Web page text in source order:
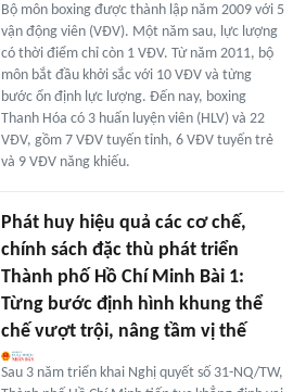
Bộ môn boxing được thành lập năm 2009 với 5
vận động viên (VĐV). Một năm sau, lực lượng
có thời điểm chỉ còn 1 VĐV. Từ năm 2011, bộ
môn bắt đầu khởi sắc với 10 VĐV và từng
bước ổn định lực lượng. Đến nay, boxing
Thanh Hóa có 3 huấn luyện viên (HLV) và 22
VĐV, gồm 7 VĐV tuyến tỉnh, 6 VĐV tuyến trẻ
và 9 VĐV năng khiếu.
Phát huy hiệu quả các cơ chế,
chính sách đặc thù phát triển
Thành phố Hồ Chí Minh Bài 1:
Từng bước định hình khung thể
chế vượt trội, nâng tầm vị thế
Sau 3 năm triển khai Nghị quyết số 31-NQ/TW,